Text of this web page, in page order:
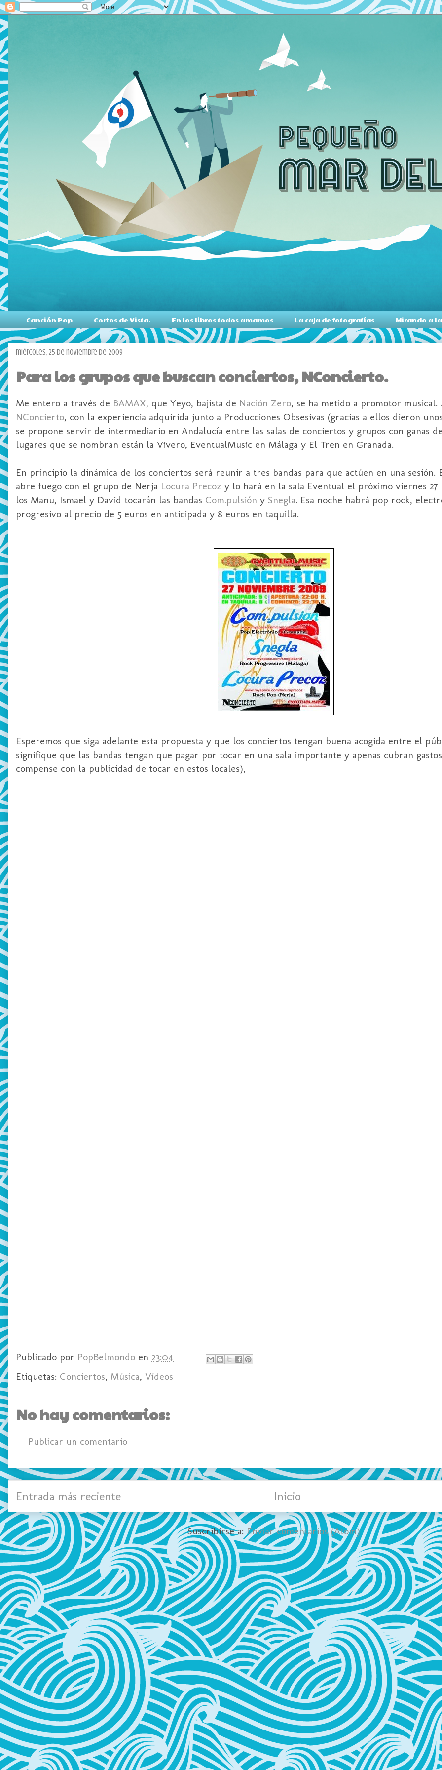
Canción Pop Cortos de Vista. En los libros todos amamos La caja de fotografías Mirando a
miércoles, 25 de noviembre de 2009
Para los grupos que buscan conciertos, NConcierto.
Me entero a través de BAMAX, que Yeyo, bajista de Nación Zero, se ha metido a promotor musical.
NConcierto, con la experiencia adquirida junto a Producciones Obsesivas (gracias a ellos dieron
se propone servir de intermediario en Andalucía entre las salas de conciertos y grupos con ganas
lugares que se nombran están la Vivero, EventualMusic en Málaga y El Tren en Granada.
En principio la dinámica de los conciertos será reunir a tres bandas para que actúen en una sesión.
abre fuego con el grupo de Nerja Locura Precoz y lo hará en la sala Eventual el próximo viernes 27
los Manu, Ismael y David tocarán las bandas Com.pulsión y Snegla. Esa noche habrá pop rock,
progresivo al precio de 5 euros en anticipada y 8 euros en taquilla.
Esperemos que siga adelante esta propuesta y que los conciertos tengan buena acogida entre el
signifique que las bandas tengan que pagar por tocar en una sala importante y apenas cubran
compense con la publicidad de tocar en estos locales),
Publicado por PopBelmondo en 23:04
Etiquetas: Conciertos, Música, Vídeos
No hay comentarios:
Publicar un comentario
Entrada más reciente Inicio
Suscribirse a: Enviar comentarios (Atom)